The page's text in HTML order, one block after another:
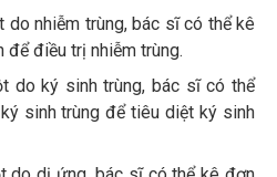
do nhiễm trùng, bác sĩ có thể kê
để điều trị nhiễm trùng.
do ký sinh trùng, bác sĩ có thể
sinh trùng để tiêu diệt ký sinh